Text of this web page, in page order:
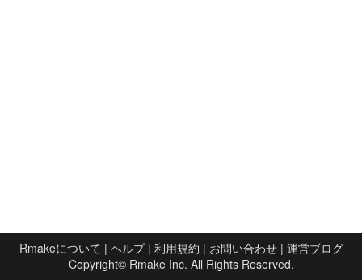
Rmakeについて | ヘルプ| 利用規約 | お問い合わせ| 運営ブログ
Copyright© Rmake Inc. All Rights Reserved.